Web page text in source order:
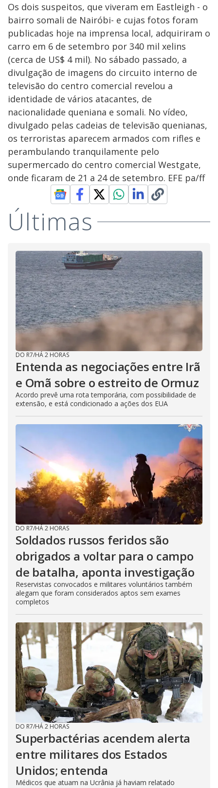
Os dois suspeitos, que viveram em Eastleigh - o
bairro somali de Nairóbi- e cujas fotos foram
publicadas hoje na imprensa local, adquiriram o
carro em 6 de setembro por 340 mil xelins
(cerca de US$ 4 mil). No sábado passado, a
divulgação de imagens do circuito interno de
televisão do centro comercial revelou a
identidade de vários atacantes, de
nacionalidade queniana e somali. No vídeo,
divulgado pelas cadeias de televisão quenianas,
os terroristas aparecem armados com rifles e
perambulando tranquilamente pelo
supermercado do centro comercial Westgate,
onde ficaram de 21 a 24 de setembro. EFE pa/ff
Últimas
DO R7/HÁ 2 HORAS
Entenda as negociações entre Irã
e Omã sobre o estreito de Ormuz
Acordo prevê uma rota temporária, com possibilidade de
extensão, e está condicionado a ações dos EUA
DO R7/HÁ 2 HORAS
Soldados russos feridos são
obrigados a voltar para o campo
de batalha, aponta investigação
Reservistas convocados e militares voluntários também
alegam que foram considerados aptos sem exames
completos
DO R7/HÁ 2 HORAS
Superbactérias acendem alerta
entre militares dos Estados
Unidos; entenda
Médicos que atuam na Ucrânia já haviam relatado